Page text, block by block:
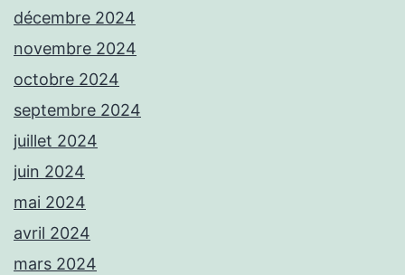
décembre 2024
novembre 2024
octobre 2024
septembre 2024
juillet 2024
juin 2024
mai 2024
avril 2024
mars 2024